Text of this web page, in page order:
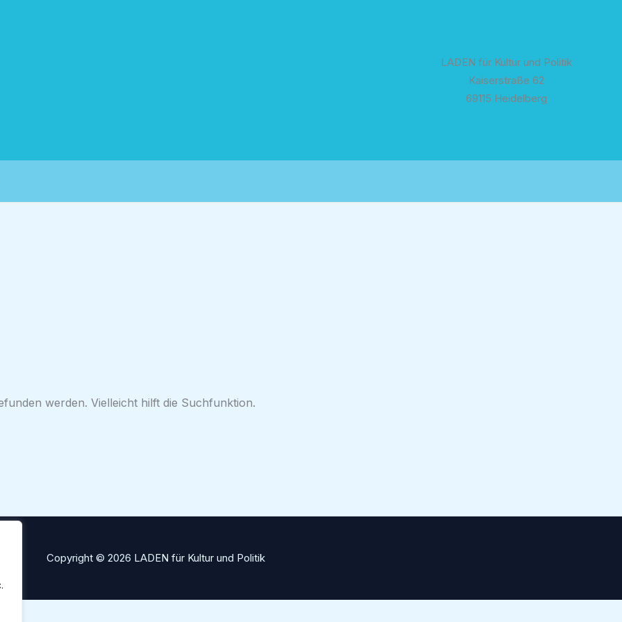
LADEN für Kultur und Politik
Kaiserstraße 62
69115 Heidelberg
werden. Vielleicht hilft die Suchfunktion.
Copyright © 2026 LADEN für Kultur und Politik